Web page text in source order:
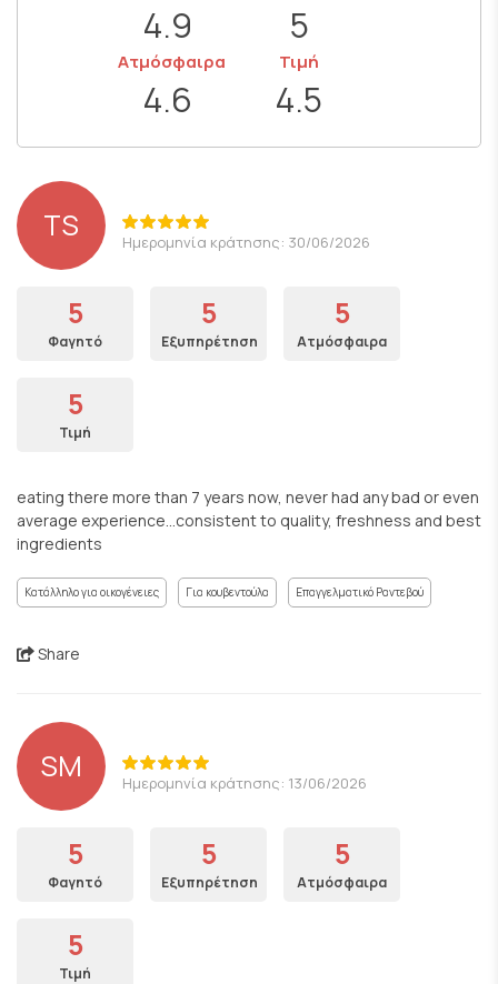
4.9 5
Ατμόσφαιρα
4.6
Τιμή
4.5
TS Ημερομηνία κράτησης: 30/06/2026
5
Φαγητό
5
Εξυπηρέτηση
5
Ατμόσφαιρα
5
Τιμή
eating there more than 7 years now, never had any bad or even
average experience...consistent to quality, freshness and best
ingredients
Κατάλληλο για οικογένειες Για κουβεντούλα Επαγγελματικό Ραντεβού
Share
SM Ημερομηνία κράτησης: 13/06/2026
5
Φαγητό
5
Εξυπηρέτηση
5
Ατμόσφαιρα
5
Τιμή